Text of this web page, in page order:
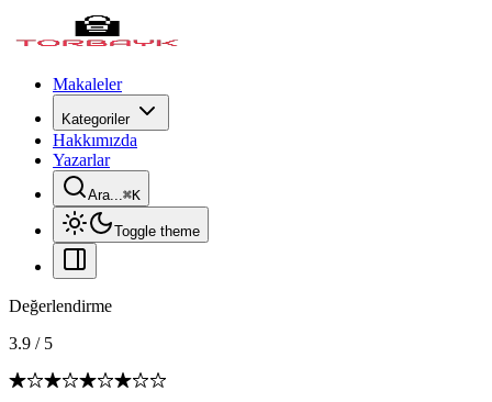
Makaleler
Kategoriler
Hakkımızda
Yazarlar
Ara...⌘K
Toggle theme
Değerlendirme
3.9 / 5